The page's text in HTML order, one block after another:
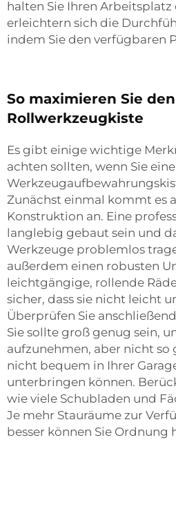
halten Sie Ihren
erleichtern sich die
indem Sie den verfügbaren
So maximieren Sie
Rollwerkzeugkiste
Es gibt einige wichtige
achten sollten, wenn Sie
Zunächst einmal kommt es
Konstruktion an. Eine
langlebig gebaut sein und
Werkzeuge problemlos
außerdem einen robusten
leichtgängige, rollende
sicher, dass sie nicht leicht
Überprüfen Sie
Sie sollte groß genug sein,
aufzunehmen, aber nicht so
nicht bequem in Ihrer
unterbringen können.
wie viele Schubladen und
Je mehr Stauräume zur
besser können Sie Ordnung